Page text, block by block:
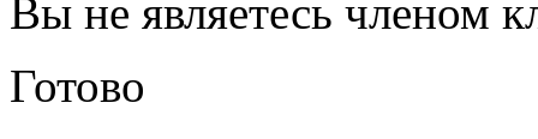
Вы не являетесь членом
Готово